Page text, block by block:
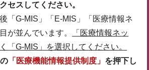
セスしてください。
「G-MIS」「E-MIS」「医療情報ネ
が並んでいます。
「医療情報ネッ
「G-MIS」を選択してください。
「医療機能情報提供制度」 を押下し